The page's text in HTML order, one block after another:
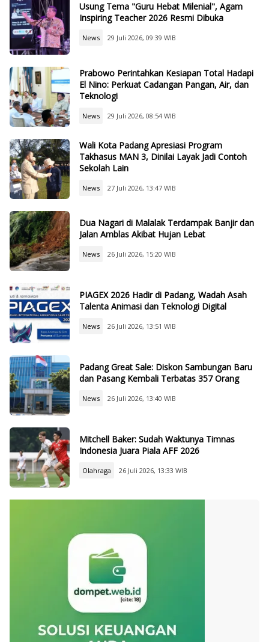
Usung Tema "Guru Hebat Milenial", Agam
Inspiring Teacher 2026 Resmi Dibuka
News 29 Juli 2026, 09:39 WIB
Prabowo Perintahkan Kesiapan Total Hadapi
El Nino: Perkuat Cadangan Pangan, Air, dan
Teknologi
News 29 Juli 2026, 08:54 WIB
Wali Kota Padang Apresiasi Program
Takhasus MAN 3, Dinilai Layak Jadi Contoh
Sekolah Lain
News 27 Juli 2026, 13:47 WIB
Dua Nagari di Malalak Terdampak Banjir dan
Jalan Amblas Akibat Hujan Lebat
News 26 Juli 2026, 15:20 WIB
PIAGEX 2026 Hadir di Padang, Wadah Asah
Talenta Animasi dan Teknologi Digital
News 26 Juli 2026, 13:51 WIB
Padang Great Sale: Diskon Sambungan Baru
dan Pasang Kembali Terbatas 357 Orang
News 26 Juli 2026, 13:40 WIB
Mitchell Baker: Sudah Waktunya Timnas
Indonesia Juara Piala AFF 2026
Olahraga 26 Juli 2026, 13:33 WIB